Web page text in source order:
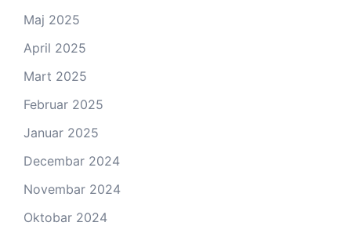
Maj 2025
April 2025
Mart 2025
Februar 2025
Januar 2025
Decembar 2024
Novembar 2024
Oktobar 2024